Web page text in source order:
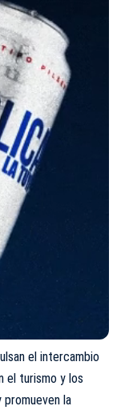
el intercambio
el turismo y los
promueven la